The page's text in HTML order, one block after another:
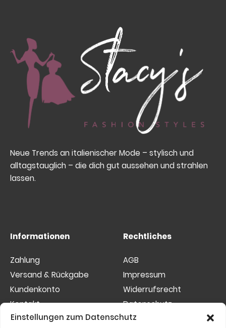
Einstellungen zum Datenschutz
Neue Trends an italienischer Mode – stylisch und
alltagstauglich – die dich gut aussehen und strahlen
lassen.
Informationen
Zahlung
Versand & Rückgabe
Kundenkonto
Kontakt
Sitemap
Rechtliches
AGB
Impressum
Widerrufsrecht
Datenschutz
Cookies